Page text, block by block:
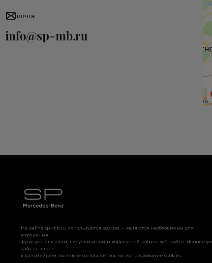
почта
info@sp-mb.ru
На сайте sp-mb.ru используются cookies — являются необходимым для
улучшения
функциональности, визуализации и корректной работы веб-сайта. Используя
сайт sp-mb.ru
в дальнейшем, вы также соглашаетесь на использование cookies.